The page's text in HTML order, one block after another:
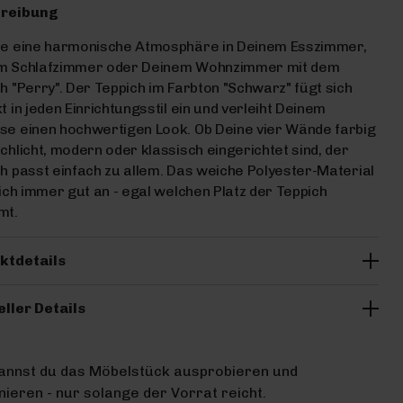
eine harmonische Atmosphäre in Deinem Esszimmer,
Schlafzimmer oder Deinem Wohnzimmer mit dem
"Perry". Der Teppich im Farbton "Schwarz" fügt sich
in jeden Einrichtungsstil ein und verleiht Deinem
einen hochwertigen Look. Ob Deine vier Wände farbig
modern oder klassisch eingerichtet sind, der
passt einfach zu allem. Das weiche Polyester-Material
immer gut an - egal welchen Platz der Teppich
Details
du das Möbelstück ausprobieren und
- nur solange der Vorrat reicht.